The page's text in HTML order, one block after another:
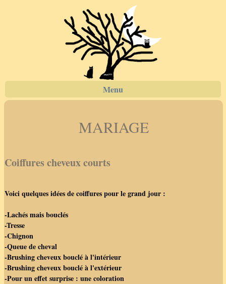
Menu
MARIAGE
Coiffures cheveux courts
Voici quelques idées de coiffures pour le grand jour :
-Lachés mais bouclés
-Tresse
-Chignon
-Queue de cheval
-Brushing cheveux bouclé à l'intérieur
-Brushing cheveux bouclé à l'extérieur
-Pour un effet surprise : une coloration